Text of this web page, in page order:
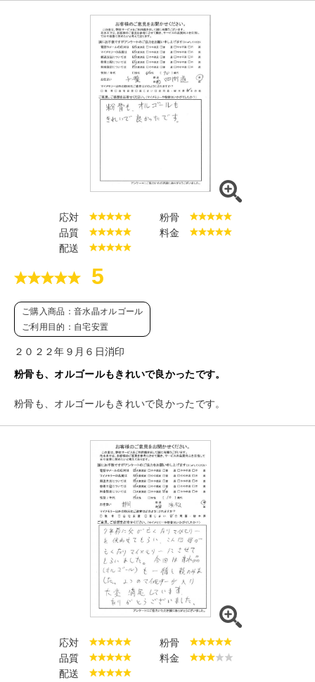
応対
粉骨
品質
料金
配送
5
ご購入商品：音水晶オルゴール
ご利用目的：自宅安置
２０２２年９月６日消印
粉骨も、オルゴールもきれいで良かったです。
粉骨も、オルゴールもきれいで良かったです。
応対
粉骨
品質
料金
配送